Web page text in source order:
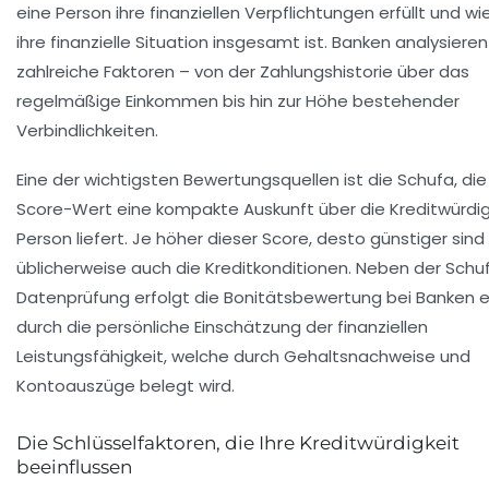
eine Person ihre finanziellen Verpflichtungen erfüllt und
ihre finanzielle Situation insgesamt ist. Banken
zahlreiche Faktoren – von der Zahlungshistorie über das
regelmäßige Einkommen bis hin zur Höhe bestehender
Verbindlichkeiten.
Eine der wichtigsten Bewertungsquellen ist die Schufa,
Score-Wert eine kompakte Auskunft über die
Person liefert. Je höher dieser Score, desto günstiger sind
üblicherweise auch die Kreditkonditionen. Neben der
Datenprüfung erfolgt die Bonitätsbewertung bei Banken
durch die persönliche Einschätzung der finanziellen
Leistungsfähigkeit, welche durch Gehaltsnachweise und
Kontoauszüge belegt wird.
Die Schlüsselfaktoren, die Ihre Kreditwürdigkeit
beeinflussen